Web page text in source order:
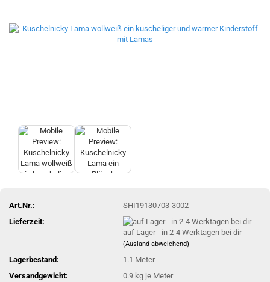
Art.Nr.:
SHI19130703-3002
Lieferzeit:
auf Lager - in 2-4 Werktagen bei dir
(Ausland abweichend)
Lagerbestand: 1.1 Meter
Versandgewicht:
0.9 kg je Meter